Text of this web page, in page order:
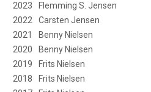
2023
Flemming S. Jensen
2022
Carsten Jensen
2021
Benny Nielsen
2020
Benny Nielsen
2019
Frits Nielsen
2018
Frits Nielsen